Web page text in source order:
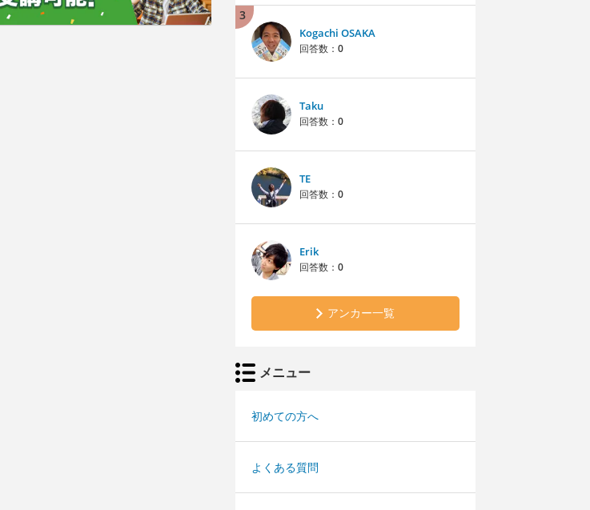
3
Kogachi OSAKA
回答数： 0
Taku
回答数： 0
TE
回答数： 0
Erik
回答数： 0
アンカー一覧
メニュー
初めての方へ
よくある質問